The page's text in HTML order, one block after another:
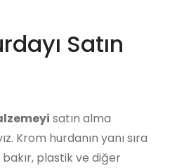
Satın
satın alma
Krom hurdanın yanı sıra
plastik ve diğer